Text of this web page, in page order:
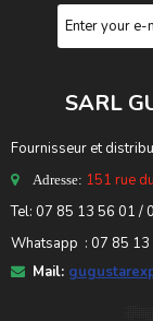
SARL
Fournisseur et
Adresse: 151 rue
Tel: 07 85 13 56 01 /
Whatsapp : 07 85 13
Mail: